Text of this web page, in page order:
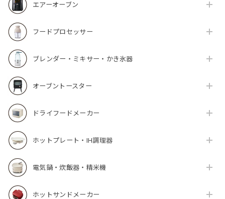
エアーオーブン
フードプロセッサー
ブレンダー・ミキサー・かき氷器
オーブントースター
ドライフードメーカー
ホットプレート・IH調理器
電気鍋・炊飯器・精米機
ホットサンドメーカー